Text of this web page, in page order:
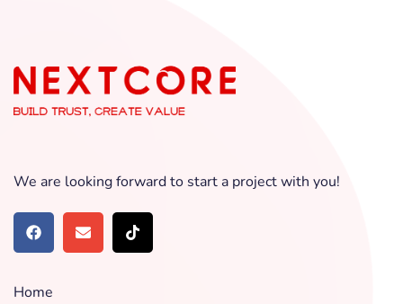
We are looking forward to start a project with you!
Home